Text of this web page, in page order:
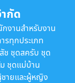
กัด
งานสำหรับงาน
ทุกประเภท
ช ชุดสครับ ชุด
ชุดแม่บ้าน
ชายและผู้หญิง